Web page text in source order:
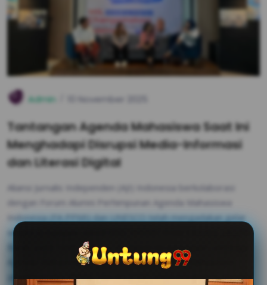
Admin 10 November 2025
Tantangan Agenda Mahasiswa Saat Ini
Menghadapi Disrupsi Media-Informasi
dan Literasi Digital
Aliansi Jurnalis Independen (AJI) Indonesia berkolaborasi
dengan Forum Alumni Perhimpunan Agenda Mahasiswa
Indonesia (FA PPMI) dan UNESCO telah mengadakan gelar
wicara di Kampus Universitas Kristen Krida Wacana, Jakarta
Barat, pada Senin (10/11). Kegiatan ini menggaet Lembaga
Agenda Mahasiswa UKRIDA, Forum Agenda Mahasiswa
Jabodetabeka (FPMJ), dan FA PPMI untuk berdiskusi dengan